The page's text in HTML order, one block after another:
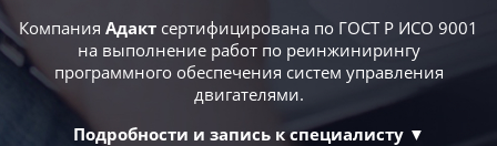
Компания Адакт сертифицирована по ГОСТ Р ИСО 9001
на выполнение работ по реинжинирингу
программного обеспечения систем управления
двигателями.
Подробности и запись к специалисту ▼